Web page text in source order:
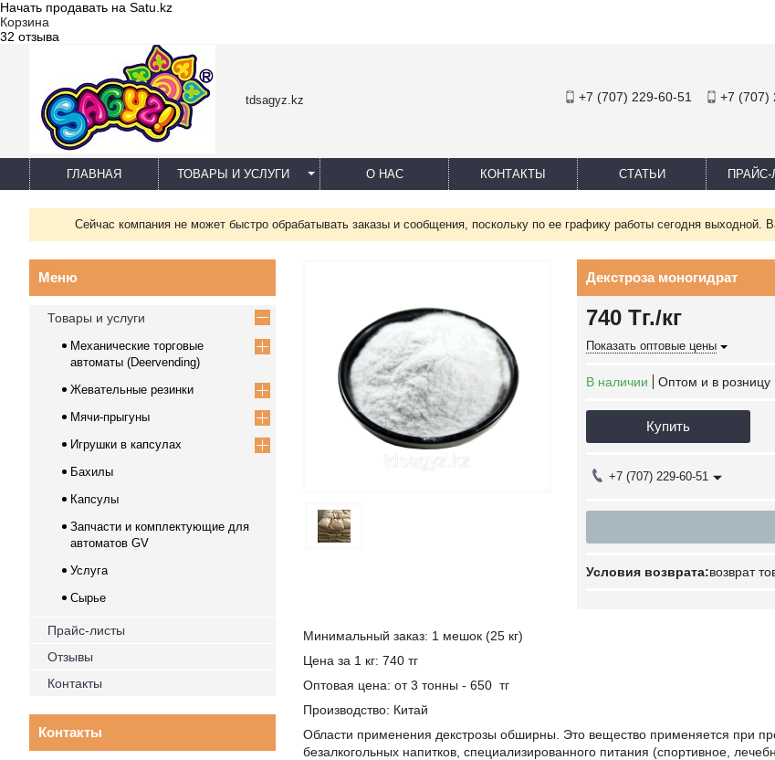
Начать продавать на Satu.kz
Корзина
32 отзыва
tdsagyz.kz +7 (707) 229-60-51 +7 (707)
ГЛАВНАЯ ТОВАРЫ И УСЛУГИ О НАС КОНТАКТЫ СТАТЬИ
Сейчас компания не может быстро обрабатывать заказы и сообщения, поскольку по ее графику работы сегодня выходной.
Декстроза моногидрат
740 Тг./кг
Показать оптовые цены
В наличии Оптом и в розницу
Купить
+7 (707) 229-60-51
возврат
Минимальный заказ: 1 мешок (25 кг)
Цена за 1 кг: 740 тг
Оптовая цена: от 3 тонны - 650 тг
Производство: Китай
Области применения декстрозы обширны. Это вещество применяется при
безалкогольных напитков, специализированного питания (спортивное,
Товары и услуги
Механические торговые
автоматы (Deervending)
Жевательные резинки
Мячи-прыгуны
Игрушки в капсулах
Бахилы
Капсулы
Запчасти и комплектующие для
автоматов GV
Услуга
Сырье
Прайс-листы
Отзывы
Контакты
Контакты